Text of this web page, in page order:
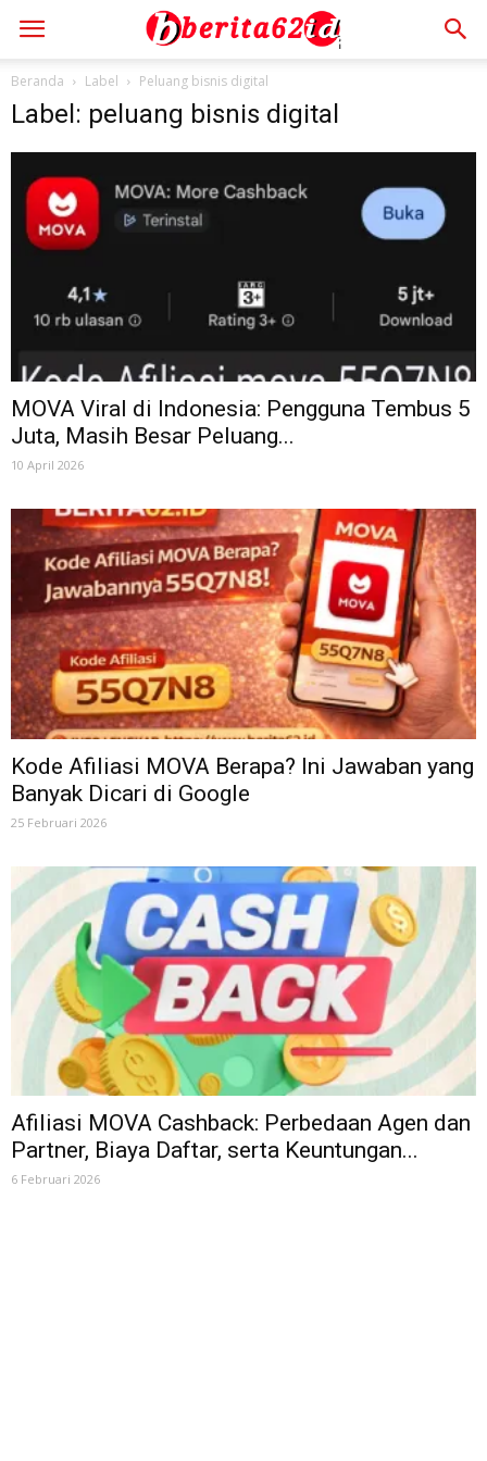
Beranda Label Peluang bisnis digital
Label: peluang bisnis digital
MOVA Viral di Indonesia: Pengguna Tembus 5
Juta, Masih Besar Peluang...
10 April 2026
Kode Afiliasi MOVA Berapa? Ini Jawaban yang
Banyak Dicari di Google
25 Februari 2026
Afiliasi MOVA Cashback: Perbedaan Agen dan
Partner, Biaya Daftar, serta Keuntungan...
6 Februari 2026